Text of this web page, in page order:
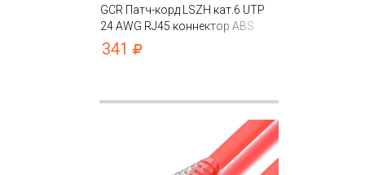
GCR Патч-корд LSZH кат.6 UTP
24 AWG RJ45 коннектор ABS
T568B
341